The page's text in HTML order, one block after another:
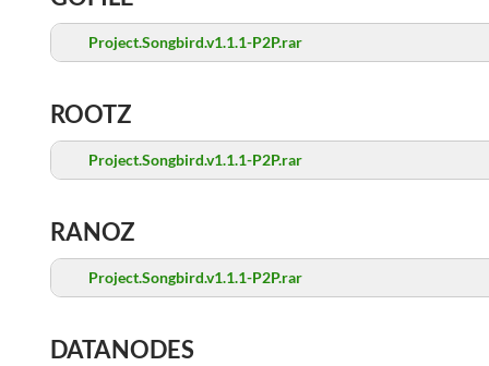
Project.Songbird.v1.1.1-P2P.rar
ROOTZ
Project.Songbird.v1.1.1-P2P.rar
RANOZ
Project.Songbird.v1.1.1-P2P.rar
DATANODES